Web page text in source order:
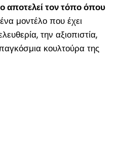
αποτελεί τον τόπο όπου
ένα μοντέλο που έχει
την αξιοπιστία,
κουλτούρα της